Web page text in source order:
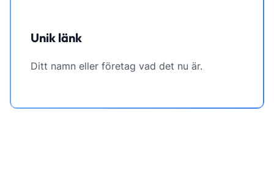
Unik länk
Ditt namn eller företag vad det nu är.